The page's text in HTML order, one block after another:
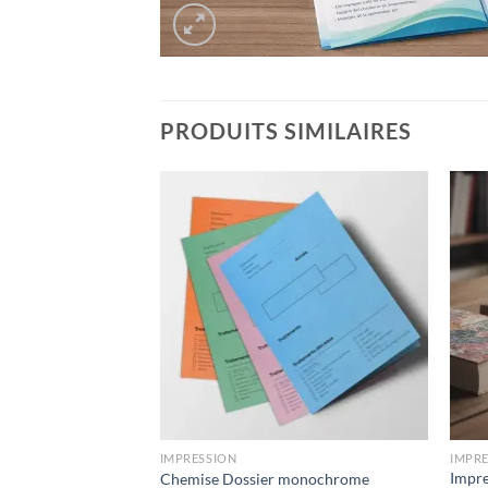
PRODUITS SIMILAIRES
IMPRESSION
Chemise Dossier monochrome